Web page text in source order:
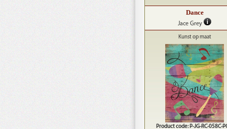
Dance
Jace Grey
Kunst op maat
Product code: P-JG-RC-058C-